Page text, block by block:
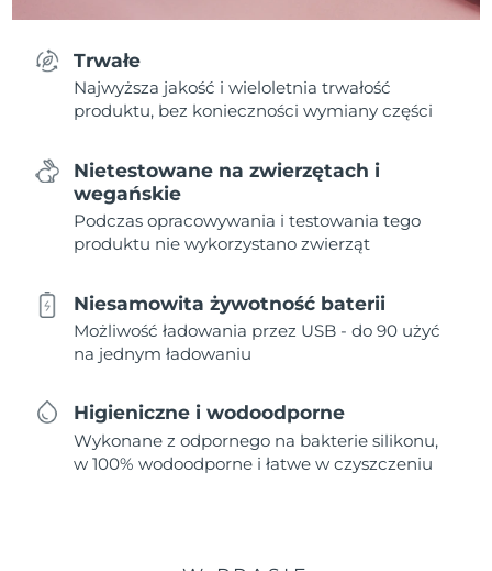
Trwałe
Najwyższa jakość i wieloletnia trwałość
produktu, bez konieczności wymiany części
Nietestowane na zwierzętach i
wegańskie
Podczas opracowywania i testowania tego
produktu nie wykorzystano zwierząt
Niesamowita żywotność baterii
Możliwość ładowania przez USB - do 90 użyć
na jednym ładowaniu
Higieniczne i wodoodporne
Wykonane z odpornego na bakterie silikonu,
w 100% wodoodporne i łatwe w czyszczeniu